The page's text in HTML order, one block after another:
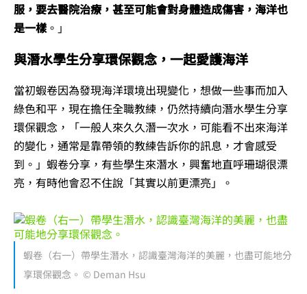
服，要去醫院治療，甚至可能會對身體造成傷害，海洋也
是一樣。」
與潛水學生分享環保觀念，一起愛護海洋
當初蝦卷因為發現海洋環境出現變化，想做一些事而加入
綠色和平，現在擔任全職教練，仍然持續向潛水學生分享
環保觀念，「一般人來久久潛一次水，可能看不出來海洋
的變化，通常是靠帶領的教練告訴你的訊息，才會感受
到。」蝦卷分享，有些學生來潛水，興奮地直呼珊瑚很漂
亮，有時他會忍不住說「其實以前更漂亮」。
蝦卷（右一）帶學生潛水，認識臺灣海洋的美麗，也盡可能地分
享環保觀念。 © Deman Hsu